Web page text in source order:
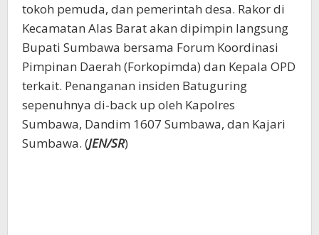
tokoh pemuda, dan pemerintah desa. Rakor di
Kecamatan Alas Barat akan dipimpin langsung
Bupati Sumbawa bersama Forum Koordinasi
Pimpinan Daerah (Forkopimda) dan Kepala OPD
terkait. Penanganan insiden Batuguring
sepenuhnya di-back up oleh Kapolres
Sumbawa, Dandim 1607 Sumbawa, dan Kajari
Sumbawa. (JEN/SR)